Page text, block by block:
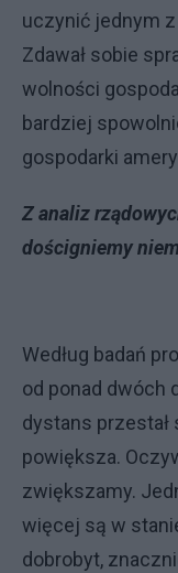
uczynić jednym
Zdawał sobie
wolności
bardziej
gospodarki
Z analiz
dościgniemy
Według badań
od ponad dwóch
dystans przestał
powiększa.
zwiększamy.
więcej są w
dobrobyt,